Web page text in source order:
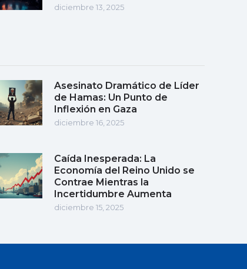
diciembre 13, 2025
Asesinato Dramático de Líder
de Hamas: Un Punto de
Inflexión en Gaza
diciembre 16, 2025
Caída Inesperada: La
Economía del Reino Unido se
Contrae Mientras la
Incertidumbre Aumenta
diciembre 15, 2025